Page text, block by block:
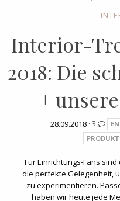
Interior-
2018: Die
+
28.09.2018 · 3
Für Einrichtungs-Fans
die perfekte Gelegenheit,
zu experimentieren.
haben wir heute jede